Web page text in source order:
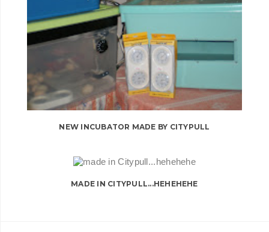
NEW INCUBATOR MADE BY CITYPULL
MADE IN CITYPULL...HEHEHEHE